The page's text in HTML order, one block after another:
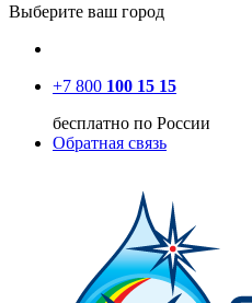
Выберите ваш город
+7 800 100 15 15
бесплатно по России
Обратная связь